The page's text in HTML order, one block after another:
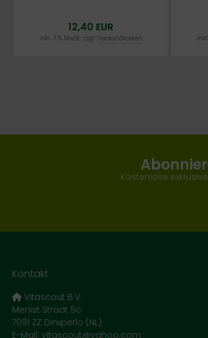
Mariendistel, Artischocke,
Löwenzahn, Desmodium -
12,40 EUR
inkl. 7 % MwSt. zzgl. Versandkosten
Kostenlose
Kontakt
Vitascout B.V.
Menist Straat 5c
7091 ZZ Dinxperlo (NL)
E-Mail: vitascout@yahoo.com